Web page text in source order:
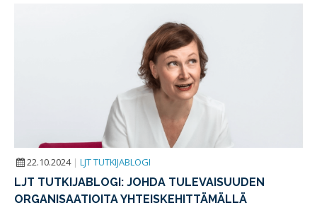
22.10.2024 | LJT TUTKIJABLOGI
LJT TUTKIJABLOGI: JOHDA TULEVAISUUDEN
ORGANISAATIOITA YHTEISKEHITTÄMÄLLÄ